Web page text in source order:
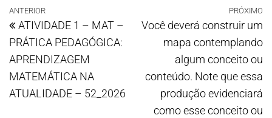
ANTERIOR
ATIVIDADE 1 – MAT –
PRÁTICA PEDAGÓGICA:
APRENDIZAGEM
MATEMÁTICA NA
ATUALIDADE – 52_2026
PRÓXIMO
​Você deverá construir um
mapa contemplando
algum conceito ou
conteúdo. Note que essa
produção evidenciará
como esse conceito ou